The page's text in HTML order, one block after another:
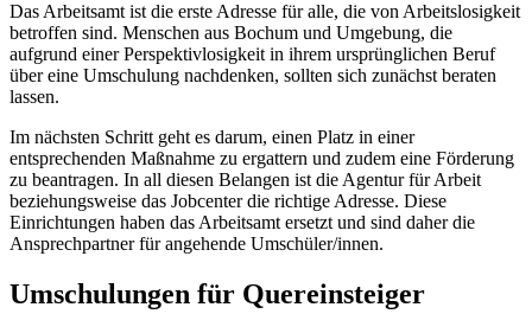
Das Arbeitsamt ist die erste Adresse für alle, die von Arbeitslosigkeit
betroffen sind. Menschen aus Bochum und Umgebung, die
aufgrund einer Perspektivlosigkeit in ihrem ursprünglichen Beruf
über eine Umschulung nachdenken, sollten sich zunächst beraten
lassen.
Im nächsten Schritt geht es darum, einen Platz in einer
entsprechenden Maßnahme zu ergattern und zudem eine Förderung
zu beantragen. In all diesen Belangen ist die Agentur für Arbeit
beziehungsweise das Jobcenter die richtige Adresse. Diese
Einrichtungen haben das Arbeitsamt ersetzt und sind daher die
Ansprechpartner für angehende Umschüler/innen.
Umschulungen für Quereinsteiger